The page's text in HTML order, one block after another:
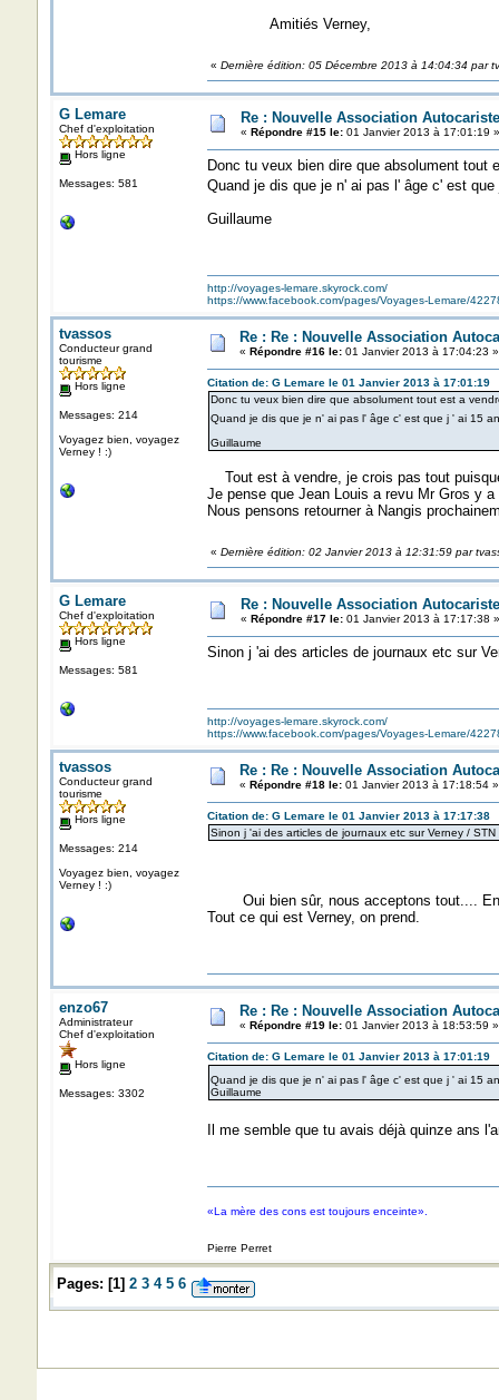
Amitiés Verney,
« Dernière édition: 05 Décembre 2013 à 14:04:34 par
G Lemare
Chef d'exploitation
Hors ligne
Messages: 581
Re : Nouvelle Association
« Répondre #15 le:01 Janvier 2013 à 17:01:19 »
Donc tu veux bien dire que absolument
Quand je dis que je n' ai pas l' âge c' est
Guillaume
http://voyages-lemare.skyrock.com/
https://www.facebook.com/pages/Voyages-Lemare/
tvassos
Conducteur grand
tourisme
Hors ligne
Messages: 214
Voyagez bien, voyagez
Verney ! :)
Re : Re : Nouvelle Association
« Répondre #16 le:01 Janvier 2013 à 17:04:23 »
Citation de: G Lemare le 01 Janvier 2013 à 17:01:19
Donc tu veux bien dire que absolument tout est a
Quand je dis que je n' ai pas l' âge c' est que j ' ai 15
Guillaume
Tout est à vendre, je crois pas tout
Je pense que Jean Louis a revu Mr Gros y
Nous pensons retourner à Nangis
« Dernière édition: 02 Janvier 2013 à 12:31:59 par
G Lemare
Chef d'exploitation
Hors ligne
Messages: 581
Re : Nouvelle Association
« Répondre #17 le:01 Janvier 2013 à 17:17:38 »
Sinon j 'ai des articles de journaux etc sur
http://voyages-lemare.skyrock.com/
https://www.facebook.com/pages/Voyages-Lemare/
tvassos
Conducteur grand
tourisme
Hors ligne
Messages: 214
Voyagez bien, voyagez
Verney ! :)
Re : Re : Nouvelle Association
« Répondre #18 le:01 Janvier 2013 à 17:18:54 »
Citation de: G Lemare le 01 Janvier 2013 à 17:17:38
Sinon j 'ai des articles de journaux etc sur Verney /
Oui bien sûr, nous acceptons tout....
Tout ce qui est Verney, on prend.
enzo67
Administrateur
Chef d'exploitation
Hors ligne
Messages: 3302
Re : Re : Nouvelle Association
« Répondre #19 le:01 Janvier 2013 à 18:53:59 »
Citation de: G Lemare le 01 Janvier 2013 à 17:01:19
Quand je dis que je n' ai pas l' âge c' est que j ' ai 15
Guillaume
Il me semble que tu avais déjà quinze ans
«La mère des cons est toujours enceinte».
Pierre Perret
Pages: [1] 2 3 4 5 6